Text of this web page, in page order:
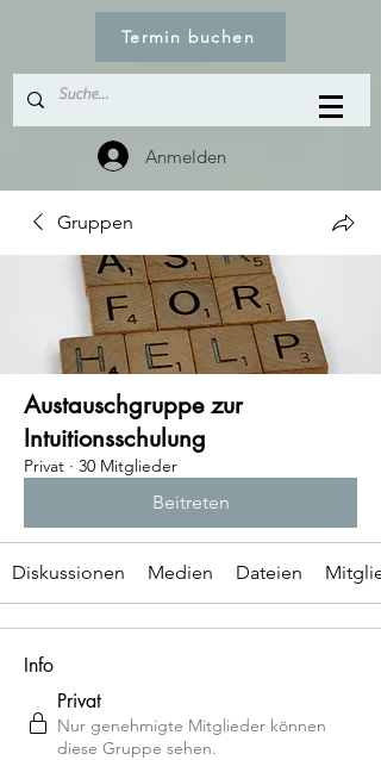
Termin buchen
Anmelden
Gruppen
Austauschgruppe zur
Intuitionsschulung
Privat · 30 Mitglieder
Beitreten
Diskussionen Medien Dateien
Info
Privat
Nur genehmigte Mitglieder können
diese Gruppe sehen.